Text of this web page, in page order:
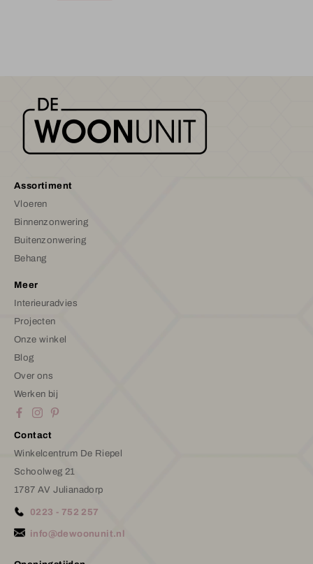
Assortiment
Vloeren
Binnenzonwering
Buitenzonwering
Behang
Meer
Interieuradvies
Projecten
Onze winkel
Blog
Over ons
Werken bij
Contact
Winkelcentrum De Riepel
Schoolweg 21
1787 AV Julianadorp
0223 - 752 257
info@dewoonunit.nl